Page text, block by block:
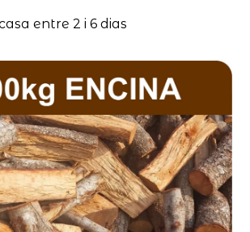
entre 2 i 6 dias